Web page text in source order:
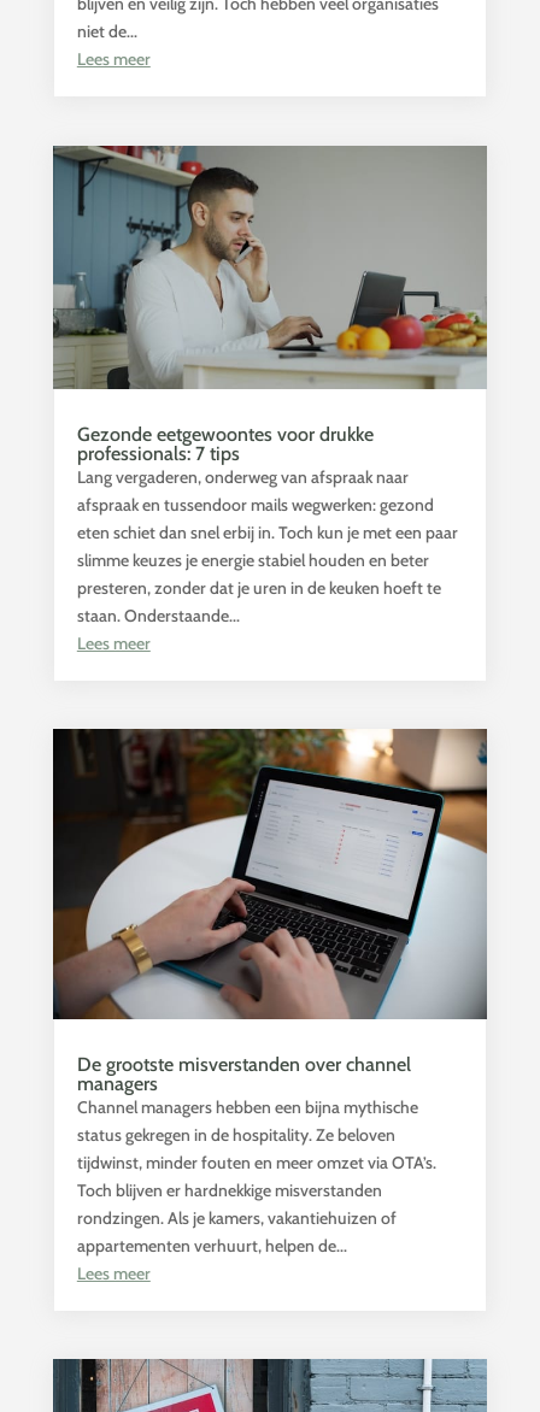
niet de...
Lees meer
Gezonde eetgewoontes voor drukke
professionals: 7 tips
Lang vergaderen, onderweg van afspraak naar
afspraak en tussendoor mails wegwerken: gezond
eten schiet dan snel erbij in. Toch kun je met een paar
slimme keuzes je energie stabiel houden en beter
presteren, zonder dat je uren in de keuken hoeft te
staan. Onderstaande...
Lees meer
De grootste misverstanden over channel
managers
Channel managers hebben een bijna mythische
status gekregen in de hospitality. Ze beloven
tijdwinst, minder fouten en meer omzet via OTA’s.
Toch blijven er hardnekkige misverstanden
rondzingen. Als je kamers, vakantiehuizen of
appartementen verhuurt, helpen de...
Lees meer